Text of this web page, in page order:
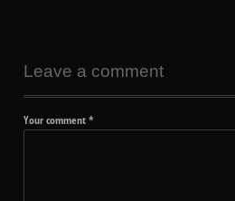
Leave a comment
Your comment*